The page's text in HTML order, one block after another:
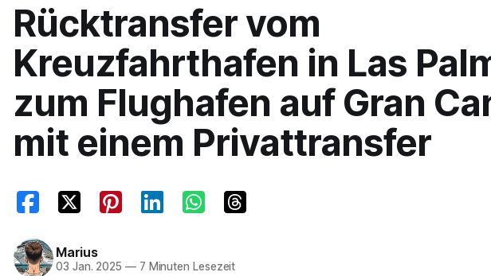
Rücktransfer vom
Kreuzfahrthafen in Las
zum Flughafen auf Gran
mit einem Privattransfer
Marius
03 Jan. 2025 —7 Minuten Lesezeit